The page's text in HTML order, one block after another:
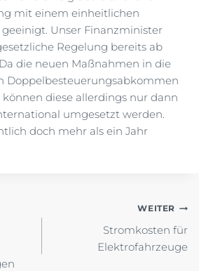
mit einem einheitlichen
geeinigt. Unser Finanzminister
Regelung bereits ab
die neuen Maßnahmen in die
Doppelbesteuerungsabkommen
diese allerdings nur dann
umgesetzt werden.
doch mehr als ein Jahr
WEITER
Stromkosten für
Elektrofahrzeuge